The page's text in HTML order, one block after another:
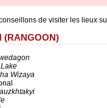
de visiter les lieux
(RANGOON)
Wizaya